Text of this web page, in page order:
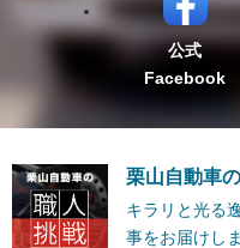
公式
Facebook
栗山自動車
キラリと光る
事をお届けしま